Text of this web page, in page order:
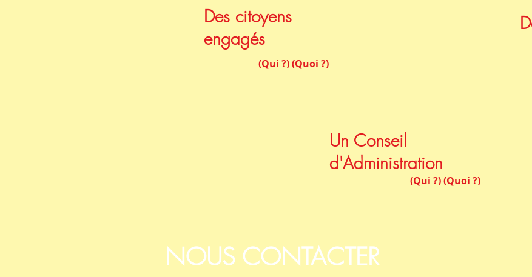
Des citoyens
engagés
(Qui ?)(Quoi ?)
Un Conseil
d'Administration
(Qui ?)(Quoi ?)
NOUS CONTACTER